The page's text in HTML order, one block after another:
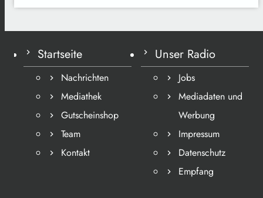
Startseite
Nachrichten
Mediathek
Gutscheinshop
Team
Kontakt
Unser Radio
Jobs
Mediadaten und
Werbung
Impressum
Datenschutz
Empfang